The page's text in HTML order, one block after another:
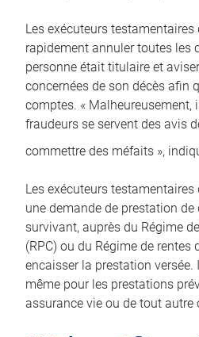
Les exécuteurs
rapidement annuler toutes les
personne était titulaire et
concernées de son décès afin
comptes. « Malheureusement,
fraudeurs se servent des avis
commettre des méfaits »,
Les exécuteurs
une demande de prestation
survivant, auprès du Régime
(RPC) ou du Régime de rentes
encaisser la prestation versée.
même pour les prestations
assurance vie ou de tout autre